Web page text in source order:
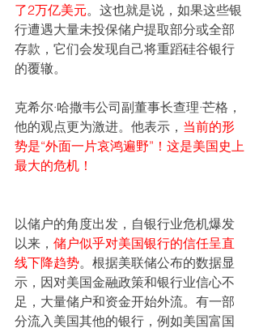
了2万亿美元。这也就是说，如果这些银
行遭遇大量未投保储户提取部分或全部
存款，它们会发现自己将重蹈硅谷银行
的覆辙。
克希尔·哈撒韦公司副董事长查理·芒格，
他的观点更为激进。他表示， 当前的形
势是“外面一片哀鸿遍野”！这是美国史上
最大的危机！
以储户的角度出发，自银行业危机爆发
以来， 储户似乎对美国银行的信任呈直
线下降趋势。根据美联储公布的数据显
示，因对美国金融政策和银行业信心不
足，大量储户和资金开始外流。有一部
分流入美国其他的银行，例如美国富国